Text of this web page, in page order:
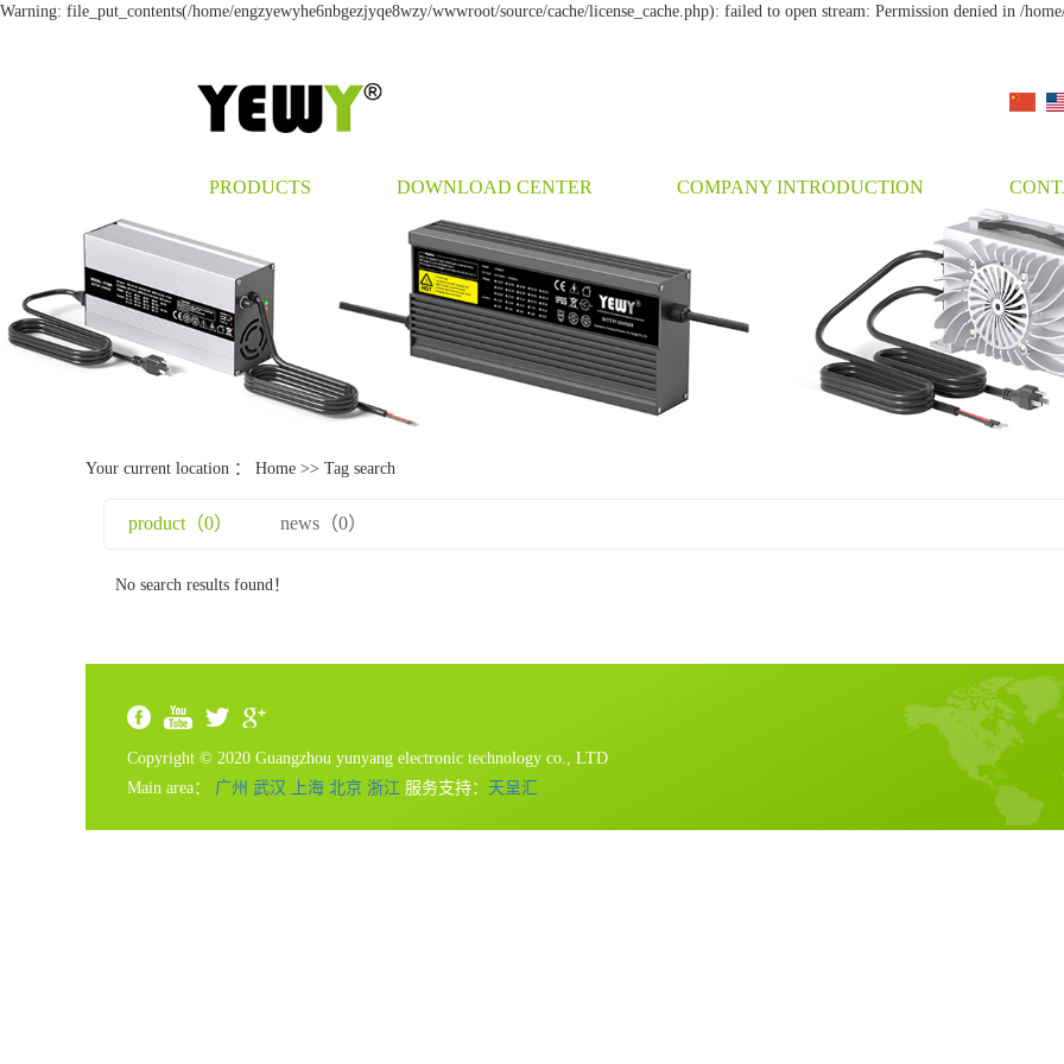
Warning: file_put_contents(/home/engzyewyhe6nbgezjyqe8wzy/wwwroot/source/cache/license_cache.php): failed to open stream: Permission denied in /
PRODUCTS DOWNLOAD CENTER COMPANY INTRODUCTION
Your current location ： Home >> Tag search
product（0） news（0）
No search results found！
Copyright © 2020 Guangzhou yunyang electronic technology co., LTD
Main area： 广州 武汉 上海 北京 浙江 服务支持： 天呈汇